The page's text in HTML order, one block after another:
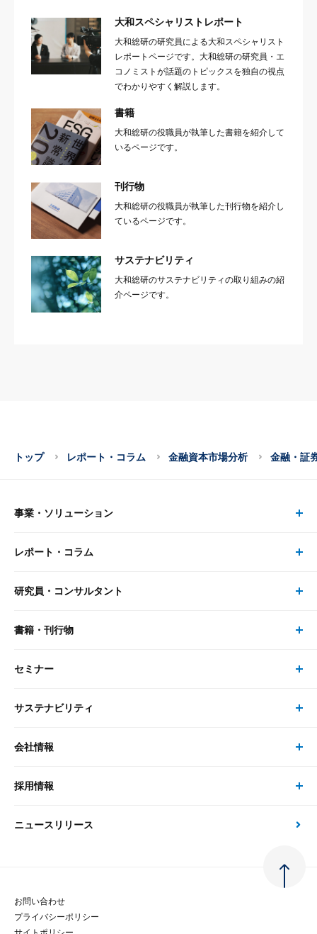
大和スペシャリストレポート
大和総研の研究員による大和スペシャリスト
レポートページです。大和総研の研究員・エ
コノミストが話題のトピックスを独自の視点
でわかりやすく解説します。
書籍
大和総研の役職員が執筆した書籍を紹介して
いるページです。
刊行物
大和総研の役職員が執筆した刊行物を紹介し
ているページです。
サステナビリティ
大和総研のサステナビリティの取り組みの紹
介ページです。
トップ レポート・コラム 金融資本市場分析 金融・証
事業・ソリューション
事業・ソリューション トップ
リサーチ
大和総研の強み
先端テクノロジーに基づく新たな価値の創出
レポート・コラム
レポート・コラム トップ
最新のレポート・コラム
政策分析
金融経済教育等
研究員・コンサルタント
研究員・コンサルタント トップ
研究員
書籍・刊行物
書籍・刊行物 トップ
書籍
セミナー
セミナー トップ
現在受付中のセミナー・イベント
サステナビリティ
サステナビリティの取り組み
次世代社会への貢献
マルチステークホルダー方針
会社情報
会社情報 トップ
会社概要・役員一覧
大和総研の歩み
採用情報
採用情報 トップ
経験者採用
ニュースリリース
お問い合わせ
プライバシーポリシー